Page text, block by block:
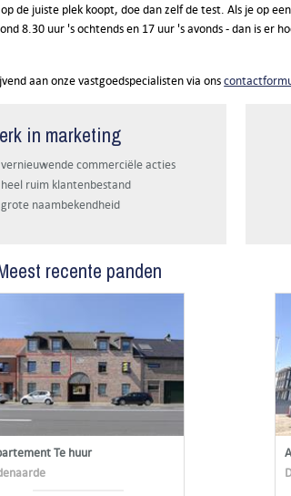
de juiste plek koopt, doe dan zelf de test. Als je op
8.30 uur 's ochtends en 17 uur 's avonds - dan is er
aan onze vastgoedspecialisten via ons
in marketing
vernieuwende commerciële acties
heel ruim klantenbestand
grote naambekendheid
recente panden
Te huur